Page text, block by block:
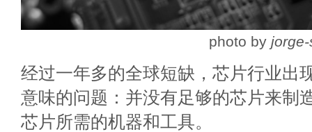
photo by
经过一年多的全球短缺，芯片行业出
意味的问题：并没有足够的芯片来制
芯片所需的机器和工具。